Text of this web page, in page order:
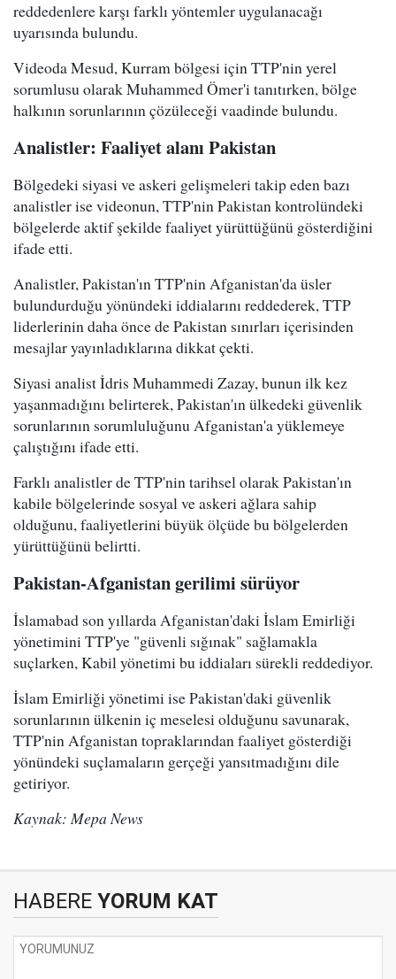
reddedenlere karşı farklı yöntemler uygulanacağı
uyarısında bulundu.
Videoda Mesud, Kurram bölgesi için TTP'nin yerel
sorumlusu olarak Muhammed Ömer'i tanıtırken, bölge
halkının sorunlarının çözüleceği vaadinde bulundu.
Analistler: Faaliyet alanı Pakistan
Bölgedeki siyasi ve askeri gelişmeleri takip eden bazı
analistler ise videonun, TTP'nin Pakistan kontrolündeki
bölgelerde aktif şekilde faaliyet yürüttüğünü gösterdiğini
ifade etti.
Analistler, Pakistan'ın TTP'nin Afganistan'da üsler
bulundurduğu yönündeki iddialarını reddederek, TTP
liderlerinin daha önce de Pakistan sınırları içerisinden
mesajlar yayınladıklarına dikkat çekti.
Siyasi analist İdris Muhammedi Zazay, bunun ilk kez
yaşanmadığını belirterek, Pakistan'ın ülkedeki güvenlik
sorunlarının sorumluluğunu Afganistan'a yüklemeye
çalıştığını ifade etti.
Farklı analistler de TTP'nin tarihsel olarak Pakistan'ın
kabile bölgelerinde sosyal ve askeri ağlara sahip
olduğunu, faaliyetlerini büyük ölçüde bu bölgelerden
yürüttüğünü belirtti.
Pakistan-Afganistan gerilimi sürüyor
İslamabad son yıllarda Afganistan'daki İslam Emirliği
yönetimini TTP'ye "güvenli sığınak" sağlamakla
suçlarken, Kabil yönetimi bu iddiaları sürekli reddediyor.
İslam Emirliği yönetimi ise Pakistan'daki güvenlik
sorunlarının ülkenin iç meselesi olduğunu savunarak,
TTP'nin Afganistan topraklarından faaliyet gösterdiği
yönündeki suçlamaların gerçeği yansıtmadığını dile
getiriyor.
Kaynak: Mepa News
HABERE YORUM KAT